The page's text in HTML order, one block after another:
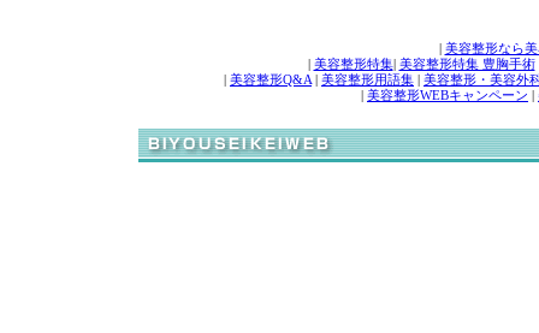
| 美容整形なら
| 美容整形特集| 美容整形特集 豊胸手術
| 美容整形Q&A | 美容整形用語集 | 美容整形・美容外
| 美容整形WEBキャンペーン |